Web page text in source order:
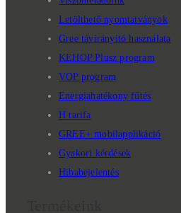
Letölthető nyomtatványok
Gree távirányító használata
KEHOP Plusz program
VOP program
Energiahatékony fűtés
H tarifa
GREE+ mobilapplikáció
Gyakori kérdések
Hibabejelentés